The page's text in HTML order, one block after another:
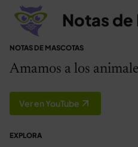
Notas
NOTAS DE MASCOTAS
Amamos a los
Ver en YouTube
EXPLORA